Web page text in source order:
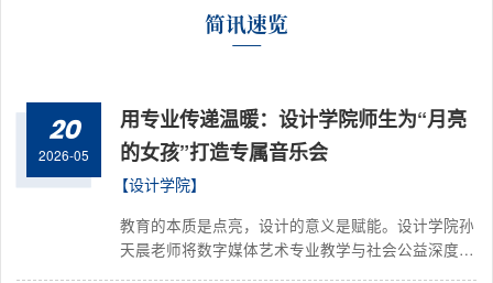
简讯速览
20
2026-05
用专业传递温暖：设计学院师生为“月亮
的女孩”打造专属音乐会
【设计学院】
教育的本质是点亮，设计的意义是赋能。设计学院孙
天晨老师将数字媒体艺术专业教学与社会公益深度融